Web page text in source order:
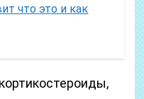
что это и как